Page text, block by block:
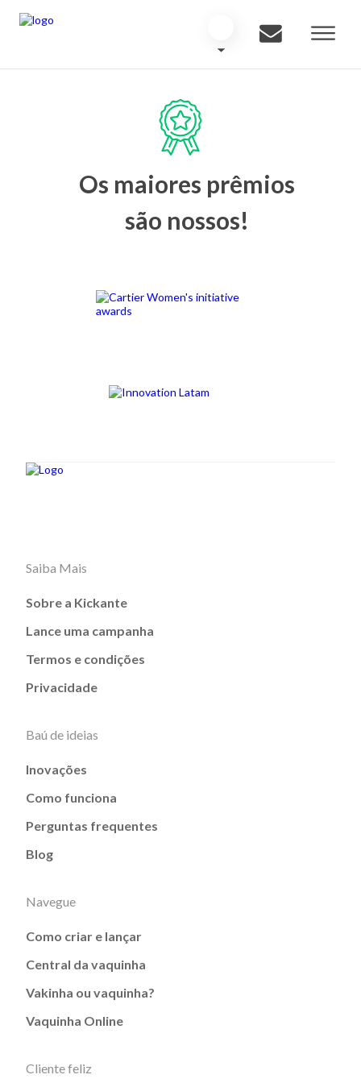
Os maiores prêmios
são nossos!
Saiba Mais
Sobre a Kickante
Lance uma campanha
Termos e condições
Privacidade
Baú de ideias
Inovações
Como funciona
Perguntas frequentes
Blog
Navegue
Como criar e lançar
Central da vaquinha
Vakinha ou vaquinha?
Vaquinha Online
Cliente feliz